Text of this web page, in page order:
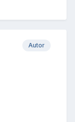
Autor